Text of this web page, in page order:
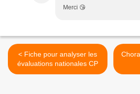
Merci 😘
< Fiche pour analyser les
évaluations nationales CP